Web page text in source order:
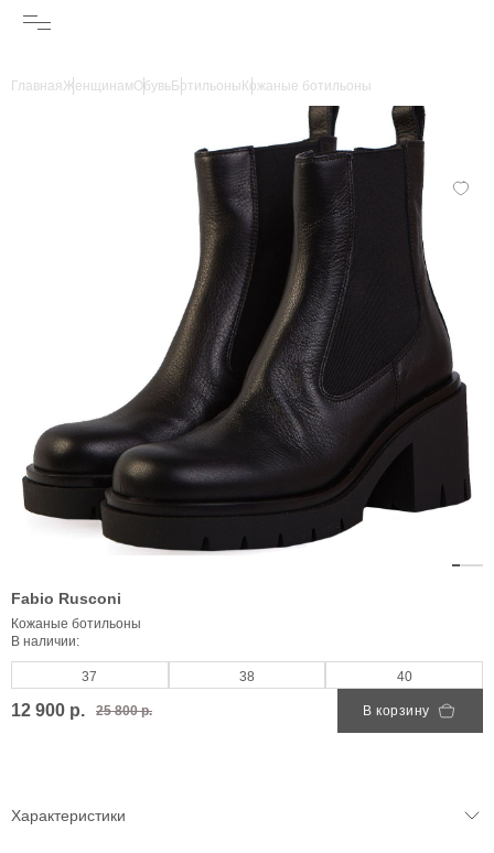
ГлавнаяЖенщинамОбувьБотильоны Кожаные ботильоны
Fabio Rusconi
Кожаные ботильоны
В наличии:
37 38 40
12 900 р. 25 800 р. В корзину
Характеристики